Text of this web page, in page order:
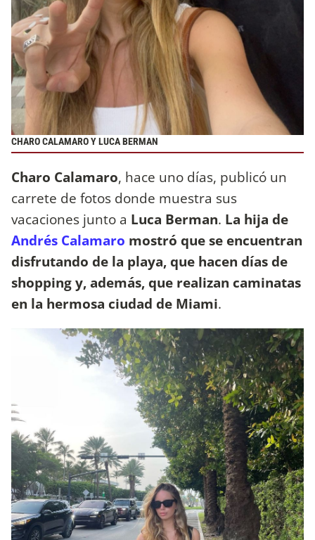
CHARO CALAMARO Y LUCA BERMAN
Charo Calamaro, hace uno días, publicó un
carrete de fotos donde muestra sus
vacaciones junto a Luca Berman. La hija de
Andrés Calamaro mostró que se encuentran
disfrutando de la playa, que hacen días de
shopping y, además, que realizan caminatas
en la hermosa ciudad de Miami.